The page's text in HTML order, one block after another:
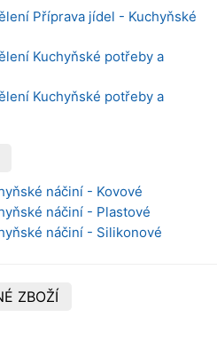
Příprava jídel - Kuchyňské
Kuchyňské potřeby a
Kuchyňské potřeby a
náčiní - Kovové
náčiní - Plastové
náčiní - Silikonové
ZBOŽÍ